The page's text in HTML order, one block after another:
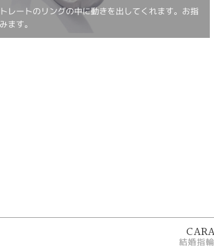
レートのリングの中に動きを出してくれます。お指
ます。
結婚指